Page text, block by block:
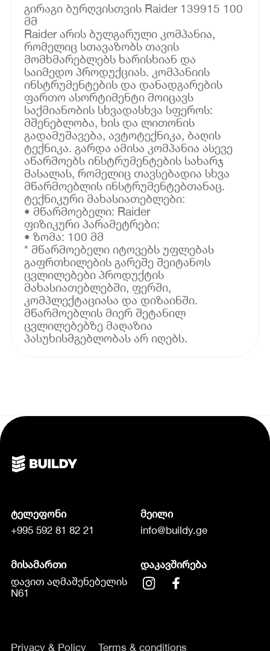
გირაგი ბურღვისთვის Raider 139915 100
მმ
Raider არის ბულგარული კომპანია,
რომელიც სთავაზობს თავის
მომხმარებლებს ხარისხიან და
საიმედო პროდუქციას. კომპანიის
ინსტრუმენტების და დანადგარების
ფართო ასორტიმენტი მოიცავს
საქმიანობის სხვადასხვა სფეროს:
მშენებლობა, ხის და ლითონის
გადამუშავება, ავტოტექნიკა, ბაღის
ტექნიკა. გარდა ამისა კომპანია ასევე
აწარმოებს ინსტრუმენტების სახარჯ
მასალას, რომელიც თავსებადია სხვა
მწარმოებლის ინსტრუმენტებთანაც.
ტექნიკური მახასიათებლები:
• მწარმოებელი: Raider
ფიზიკური პარამეტრები:
• ზომა: 100 მმ
* მწარმოებელი იტოვებს უფლებას
გაფრთხილების გარეშე შეიტანოს
ცვლილებები პროდუქტის
მახასიათებლებში, ფერში,
კომპლექტაციასა და დიზაინში.
მწარმოებლის მიერ შეტანილ
ცვლილებებზე მაღაზია
პასუხისმგებლობას არ იღებს.
ტელეფონი
+995 592 81 82 21
მეილი
info@buildy.ge
მისამართი
დავით აღმაშენებელის
N61
დაკავშირება
Privacy & Policy Terms & conditions